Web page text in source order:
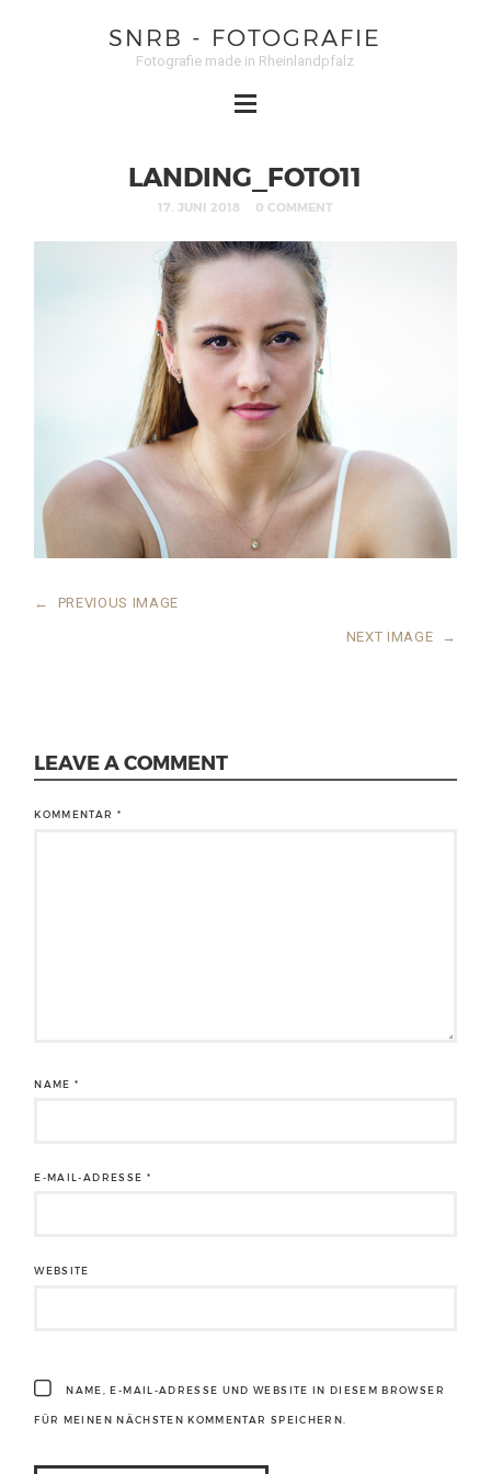
SNRB - FOTOGRAFIE
Fotografie made in Rheinlandpfalz
LANDING_FOTO11
17. JUNI 2018 0 COMMENT
← PREVIOUS IMAGE
NEXT IMAGE →
LEAVE A COMMENT
KOMMENTAR *
NAME*
E-MAIL-ADRESSE *
WEBSITE
NAME, E-MAIL-ADRESSE UND WEBSITE IN DIESEM BROWSER
FÜR MEINEN NÄCHSTEN KOMMENTAR SPEICHERN.